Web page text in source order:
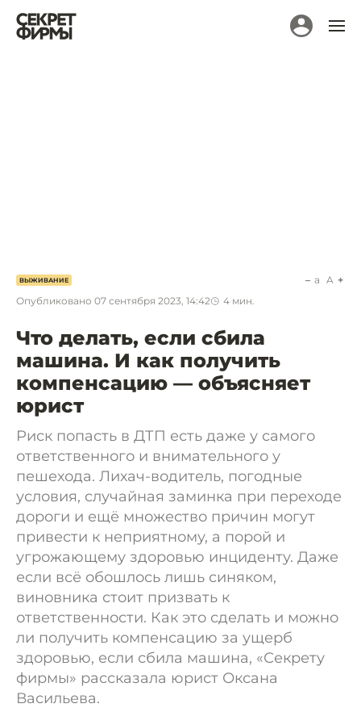
ВЫЖИВАНИЕ
Опубликовано 07 сентября 2023, 14:42 4 мин.
a A
Что делать, если сбила
машина. И как получить
компенсацию — объясняет
юрист
Риск попасть в ДТП есть даже у самого
ответственного и внимательного у
пешехода. Лихач-водитель, погодные
условия, случайная заминка при переходе
дороги и ещё множество причин могут
привести к неприятному, а порой и
угрожающему здоровью инциденту. Даже
если всё обошлось лишь синяком,
виновника стоит призвать к
ответственности. Как это сделать и можно
ли получить компенсацию за ущерб
здоровью, если сбила машина, «Секрету
фирмы» рассказала юрист Оксана
Васильева.